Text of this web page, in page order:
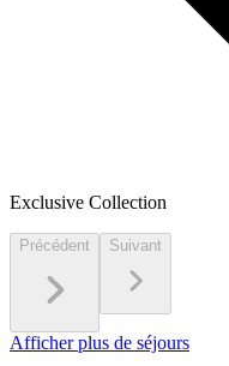
Exclusive Collection
Précédent Suivant
Afficher plus de séjours